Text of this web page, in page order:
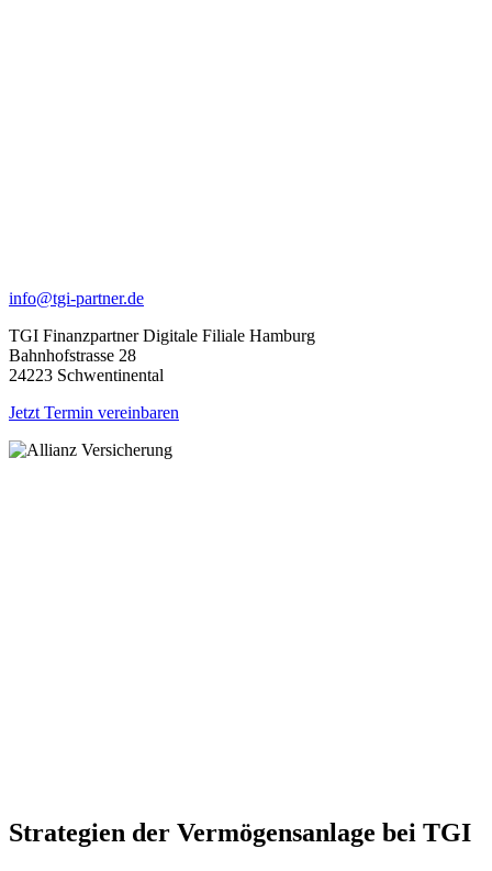
info@tgi-partner.de
TGI Finanzpartner Digitale Filiale Hamburg
Bahnhofstrasse 28
24223 Schwentinental
Jetzt Termin vereinbaren
Strategien der Vermögensanlage bei TGI